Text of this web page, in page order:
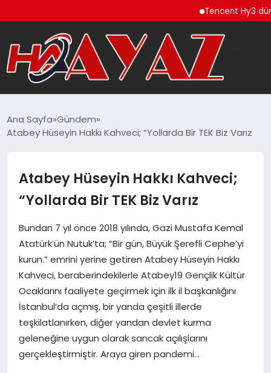
Tencent Hy3 dünya
DÜNYA
EĞITIM
EKONOMI
SPOR
TEKNOLOJI
Ana Sayfa Gündem
Atabey Hüseyin Hakkı Kahveci; “Yollarda Bir TEK Biz Varız
Atabey Hüseyin Hakkı Kahveci;
“Yollarda Bir TEK Biz Varız
Bundan 7 yıl önce 2018 yılında, Gazi Mustafa Kemal
Atatürk’ün Nutuk’ta; “Bir gün, Büyük Şerefli Cephe’yi
kurun.” emrini yerine getiren Atabey Hüseyin Hakkı
Kahveci, beraberindekilerle Atabey19 Gençlik Kültür
Ocaklarını faaliyete geçirmek için ilk il başkanlığını
İstanbul’da açmış, bir yanda çeşitli illerde
teşkilatlanırken, diğer yandan devlet kurma
geleneğine uygun olarak sancak açılışlarını
gerçekleştirmiştir. Araya giren pandemi…